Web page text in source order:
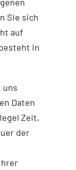
Sie sich
auf
in
uns
Daten
Zeit,
der